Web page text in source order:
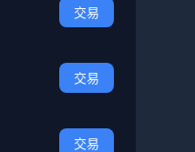
交易
交易
交易